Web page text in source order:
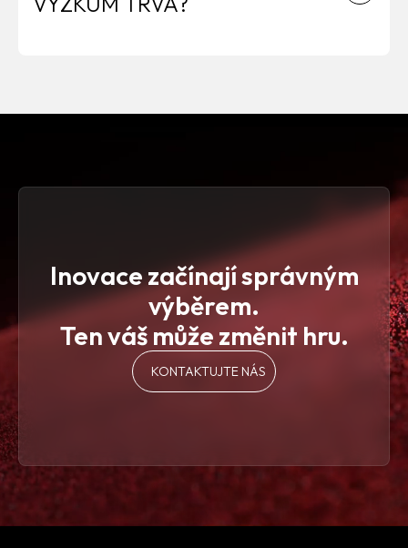
naše procesy a zvýšit spokojenost našich zákazníků.
Inovace začínají správným
výběrem.
Ten váš může změnit hru.
KONTAKTUJTE NÁS